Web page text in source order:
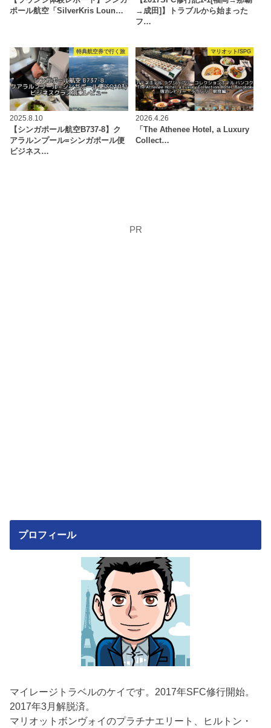
ポール航空「SilverKris Loun…
→成田]】トラブルから始まった
フ…
特典航空券で行く旅
2025.8.10
【シンガポール航空B737-8】ク
アラルンプール=シンガポール便
ビジネス…
マリオット/SPG
2026.4.26
「The Athenee Hotel, a Luxury
Collect…
PR
プロフィール
マイレージトラベルのケイです。2017年SFC修行開始。
2017年3月解脱済。
マリオットボンヴォイのプラチナエリート、ヒルトン・